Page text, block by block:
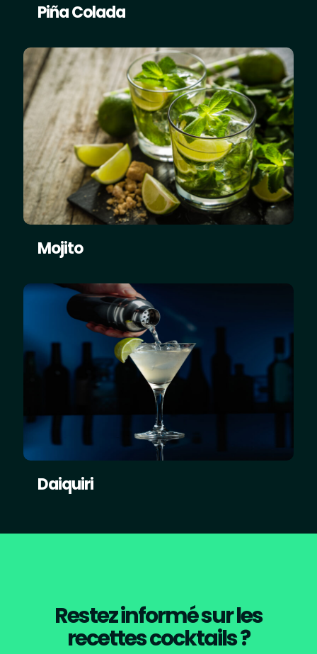
Piña Colada
Mojito
Daiquiri
Restez informé sur les
recettes cocktails ?